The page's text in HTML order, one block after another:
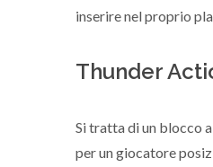
inserire nel proprio
Thunder
Si tratta di un blocco
per un giocatore